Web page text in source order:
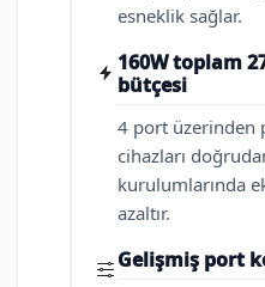
esneklik sağlar.
160W toplam
bütçesi
4 port üzerinden
cihazları
kurulumlarında
azaltır.
Gelişmiş port